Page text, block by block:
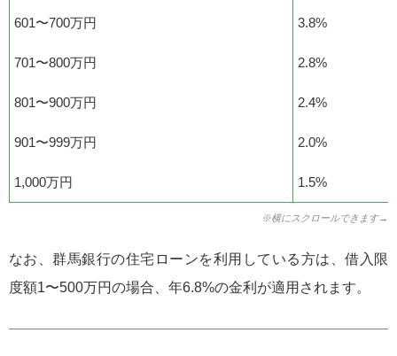
601〜700万円 3.8%
701〜800万円 2.8%
801〜900万円 2.4%
901〜999万円 2.0%
1,000万円 1.5%
※横にスクロールできます→
なお、群馬銀行の住宅ローンを利用している方は、借入限
度額1〜500万円の場合、年6.8%の金利が適用されます。